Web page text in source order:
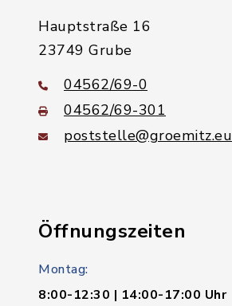
Hauptstraße 16
23749 Grube
04562/69-0
04562/69-301
poststelle@groemitz.eu
Öffnungszeiten
Montag:
8:00-12:30 | 14:00-17:00 Uhr